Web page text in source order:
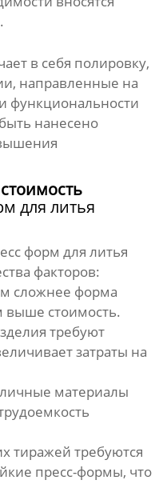
в себя полировку,
направленные на
функциональности
нанесено
для литья
форм для литья
факторов:
сложнее форма
выше стоимость.
требуют
затраты на
материалы
тиражей требуются
пресс-формы, что